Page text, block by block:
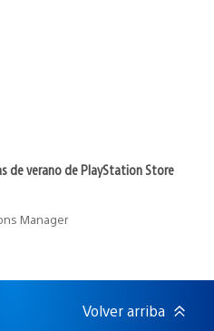
de verano de PlayStation Store
Manager
Volver arriba